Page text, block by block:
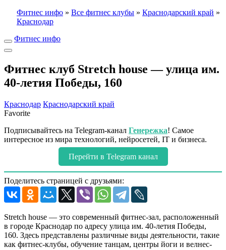
Фитнес инфо » Все фитнес клубы » Краснодарский край »
Краснодар
Фитнес инфо
Фитнес клуб Stretch house — улица им.
40-летия Победы, 160
Краснодар Краснодарский край
Favorite
Подписывайтесь на Telegram-канал Генережка! Самое
интересное из мира технологий, нейросетей, IT и бизнеса.
Перейти в Telegram канал
Поделитесь страницей с друзьями:
Stretch house — это современный фитнес-зал, расположенный
в городе Краснодар по адресу улица им. 40-летия Победы,
160. Здесь представлены различные виды деятельности, такие
как фитнес-клубы, обучение танцам, центры йоги и велнес-